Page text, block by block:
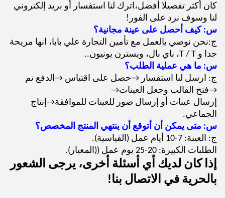
كان أكثر تفصيلا أفضل،اترك لنا استفسار أو بريد إلكتروني
لنا وسوف نرد على الفور!
س: كيف أحصل على عينة مجانية؟
ج:نحن نوصي بالعمل مع تأمين التجارة علي بابا، انها مريحة
جدا و T / T، باي بال، ويسترن يونيون..
س: ما هي عملية الطلب؟
ج: ارسل لنا استفسار →حصل على اقتباس →الدفع تم
→فتح القالب وجعل العينات→
إرسال عينات أو إرسال صور للعينات للموافقة→إنتاج
الجماعي.
س: متى يمكن أن أتوقع أن ينتهي المنتج المخصص؟
ج: العينة: 7-10 أيام عمل (القياسية).
الطلبات الكبيرة: 20-25 يوم عمل ((المعيار).
إذا كان لديك أي أسئلة أخرى، يرجى الشعور
بالحرية في الاتصال بنا!